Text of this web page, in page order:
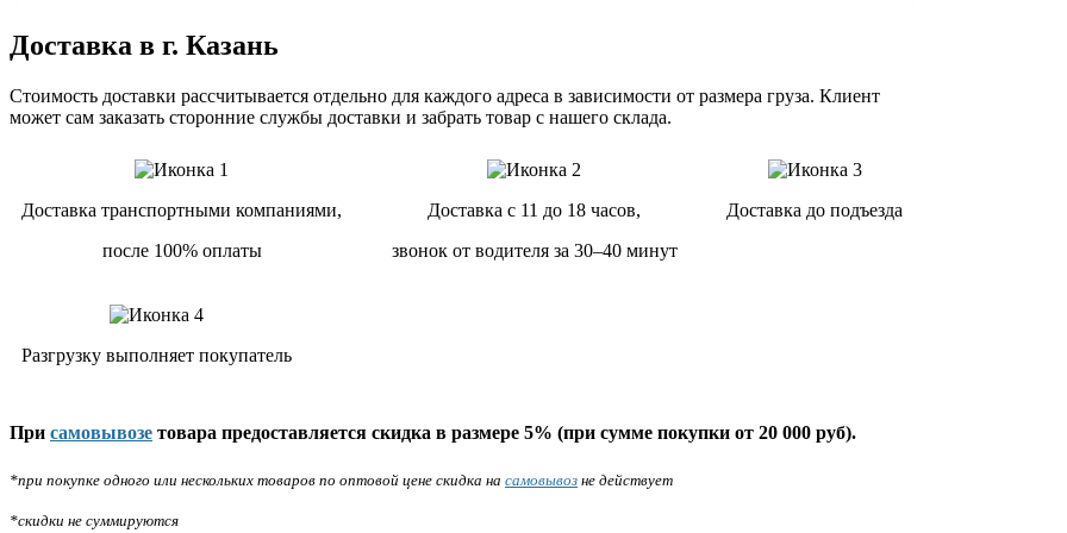
Доставка в г. Казань
Стоимость доставки рассчитывается отдельно для каждого адреса в зависимости от размера груза. Клиент
может сам заказать сторонние службы доставки и забрать товар с нашего склада.
Доставка транспортными компаниями,
после 100% оплаты
Доставка с 11 до 18 часов,
звонок от водителя за 30–40 минут
Доставка до подъезда
Разгрузку выполняет покупатель
При самовывозе товара предоставляется скидка в размере 5% (при сумме покупки от 20 000 руб).
*при покупке одного или нескольких товаров по оптовой цене скидка на самовывоз не действует
*скидки не суммируются